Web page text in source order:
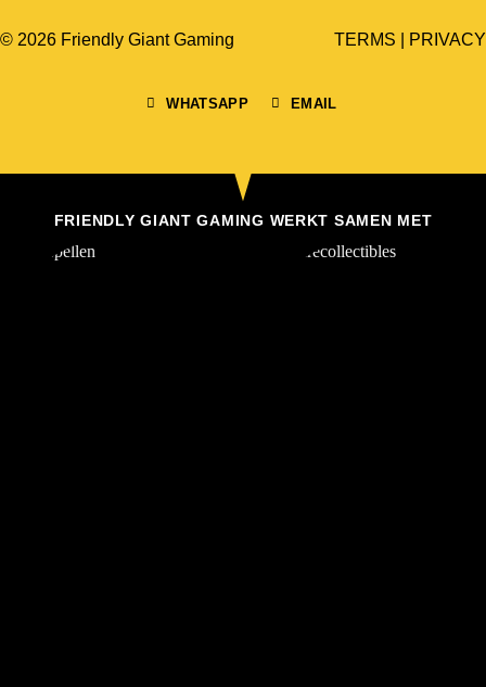
© 2026 Friendly Giant Gaming
WHATSAPP EMAIL
TERMS PRIVACY
FRIENDLY GIANT GAMING WERKT SAMEN MET